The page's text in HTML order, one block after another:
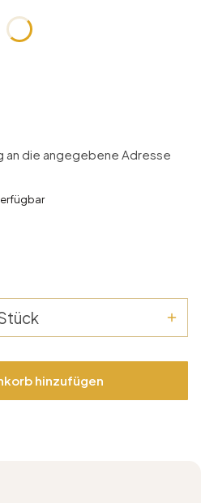
an die angegebene Adresse
hinzufügen